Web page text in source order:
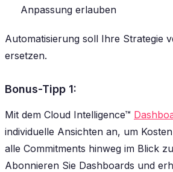
Anpassung erlauben
Automatisierung soll Ihre Strategie
ersetzen.
Bonus-Tipp 1:
Mit dem Cloud Intelligence™
individuelle Ansichten an, um
alle Commitments hinweg im Blick
Abonnieren Sie Dashboards und